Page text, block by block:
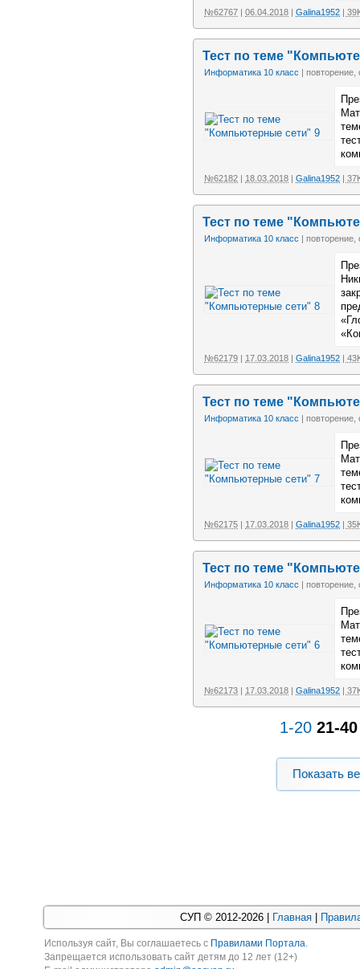
№62767 | 06.04.2018 | Galina1952 |
Тест по теме
Информатика 10 класс | повторение,
№62182 | 18.03.2018 | Galina1952 |
Тест по теме
Информатика 10 класс | повторение,
№62179 | 17.03.2018 | Galina1952 |
Тест по теме
Информатика 10 класс | повторение,
№62175 | 17.03.2018 | Galina1952 |
Тест по теме
Информатика 10 класс | повторение,
№62173 | 17.03.2018 | Galina1952 |
1-20 21-40
Показать
СУП © 2012-2026 | Главная
Используя cайт, Вы соглашаетесь с Правилами Портала.
Запрещается использовать сайт детям до 12 лет (12+)